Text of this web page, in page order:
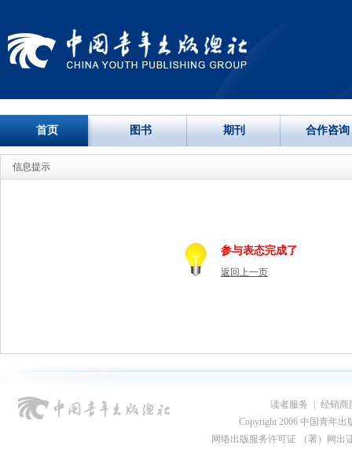
首页 图书 期刊 合作咨询
信息提示
参与表态完成了
返回上一页
读者服务
经销商
Copyright 2006 中国青年出
网络出版服务许可证 （署）网出